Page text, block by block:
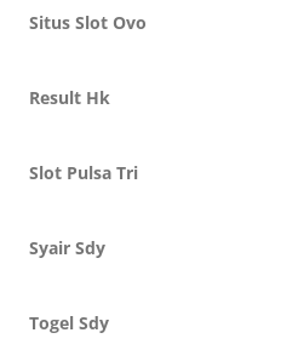
Situs Slot Ovo
Result Hk
Slot Pulsa Tri
Syair Sdy
Togel Sdy